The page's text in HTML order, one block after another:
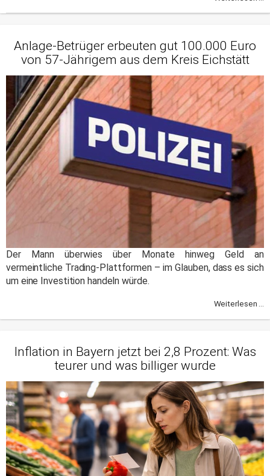
Anlage-Betrüger erbeuten gut 100.000 Euro
von 57-Jährigem aus dem Kreis Eichstätt
Der Mann überwies über Monate hinweg Geld an
vermeintliche Trading-Plattformen – im Glauben, dass es sich
um eine Investition handeln würde.
Weiterlesen ...
Inflation in Bayern jetzt bei 2,8 Prozent: Was
teurer und was billiger wurde